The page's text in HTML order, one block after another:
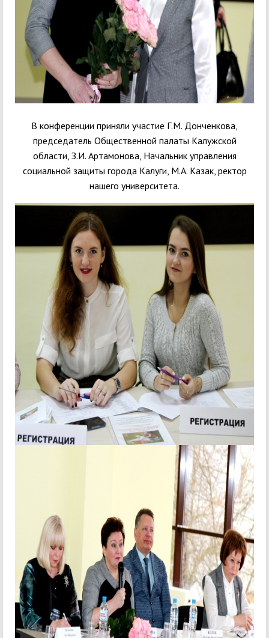
В конференции приняли участие Г.М. Донченкова,
председатель Общественной палаты Калужской
области, З.И. Артамонова, Начальник управления
социальной защиты города Калуги, М.А. Казак, ректор
нашего университета.